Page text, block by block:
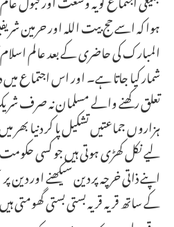
ہوا کہ اسے حج بیت اللہ اور حرمین
المبارک کی حاضری کے بعد عالم
شمار کیا جاتا ہے۔ اور اس اجتماع
تعلق رکھنے والے مسلمان نہ صرف
ہزاروں جماعتیں تشکیل پا کر دنیا
لیے نکل کھڑی ہوتی ہیں جو کسی حکومت
اپنے ذاتی خرچہ پر دین سیکھنے اور
کے ساتھ قریہ قریہ بستی بستی گھومتی